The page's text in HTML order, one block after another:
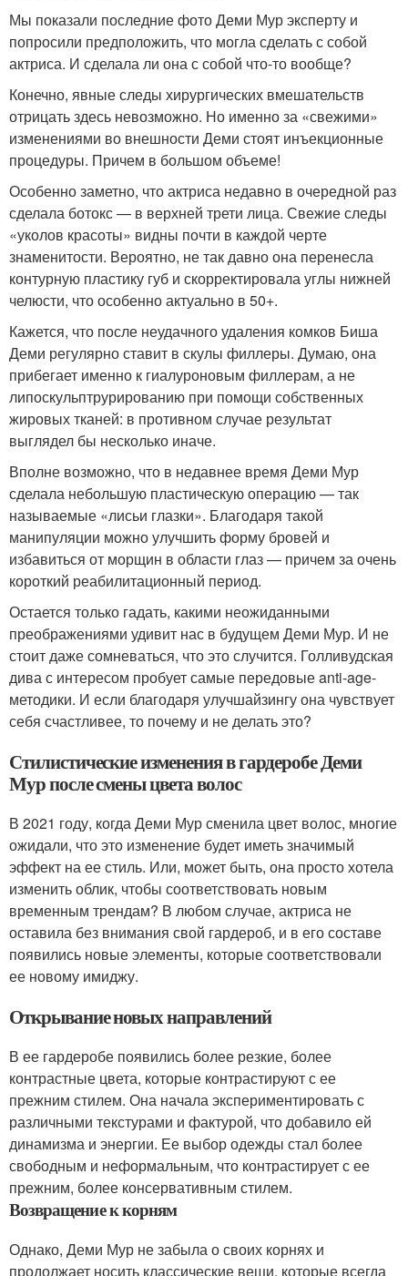
Мы показали последние фото Деми Мур эксперту и
попросили предположить, что могла сделать с собой
актриса. И сделала ли она с собой что-то вообще?
Конечно, явные следы хирургических вмешательств
отрицать здесь невозможно. Но именно за «свежими»
изменениями во внешности Деми стоят инъекционные
процедуры. Причем в большом объеме!
Особенно заметно, что актриса недавно в очередной раз
сделала ботокс — в верхней трети лица. Свежие следы
«уколов красоты» видны почти в каждой черте
знаменитости. Вероятно, не так давно она перенесла
контурную пластику губ и скорректировала углы нижней
челюсти, что особенно актуально в 50+.
Кажется, что после неудачного удаления комков Биша
Деми регулярно ставит в скулы филлеры. Думаю, она
прибегает именно к гиалуроновым филлерам, а не
липоскульптрурированию при помощи собственных
жировых тканей: в противном случае результат
выглядел бы несколько иначе.
Вполне возможно, что в недавнее время Деми Мур
сделала небольшую пластическую операцию — так
называемые «лисьи глазки». Благодаря такой
манипуляции можно улучшить форму бровей и
избавиться от морщин в области глаз — причем за очень
короткий реабилитационный период.
Остается только гадать, какими неожиданными
преображениями удивит нас в будущем Деми Мур. И не
стоит даже сомневаться, что это случится. Голливудская
дива с интересом пробует самые передовые anti-age-
методики. И если благодаря улучшайзингу она чувствует
себя счастливее, то почему и не делать это?
Стилистические изменения в гардеробе Деми
Мур после смены цвета волос
В 2021 году, когда Деми Мур сменила цвет волос, многие
ожидали, что это изменение будет иметь значимый
эффект на ее стиль. Или, может быть, она просто хотела
изменить облик, чтобы соответствовать новым
временным трендам? В любом случае, актриса не
оставила без внимания свой гардероб, и в его составе
появились новые элементы, которые соответствовали
ее новому имиджу.
Открывание новых направлений
В ее гардеробе появились более резкие, более
контрастные цвета, которые контрастируют с ее
прежним стилем. Она начала экспериментировать с
различными текстурами и фактурой, что добавило ей
динамизма и энергии. Ее выбор одежды стал более
свободным и неформальным, что контрастирует с ее
прежним, более консервативным стилем.
Возвращение к корням
Однако, Деми Мур не забыла о своих корнях и
продолжает носить классические вещи, которые всегда